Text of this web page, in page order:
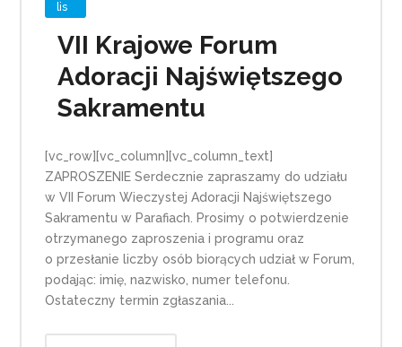
lis
VII Krajowe Forum
Adoracji Najświętszego
Sakramentu
[vc_row][vc_column][vc_column_text]
ZAPROSZENIE Serdecznie zapraszamy do udziału
w VII Forum Wieczystej Adoracji Najświętszego
Sakramentu w Parafiach. Prosimy o potwierdzenie
otrzymanego zaproszenia i programu oraz
o przesłanie liczby osób biorących udział w Forum,
podając: imię, nazwisko, numer telefonu.
Ostateczny termin zgłaszania...